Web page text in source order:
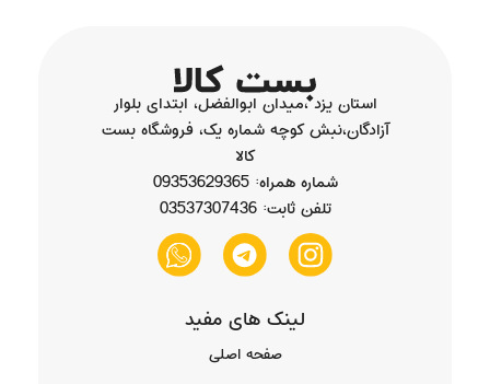
استان یزد ،میدان ابوالفضل، ابتدای بلوار
آزادگان،نبش کوچه شماره یک، فروشگاه بست
کالا
شماره همراه: 09353629365
تلفن ثابت: 03537307436
لینک های مفید
صفحه اصلی